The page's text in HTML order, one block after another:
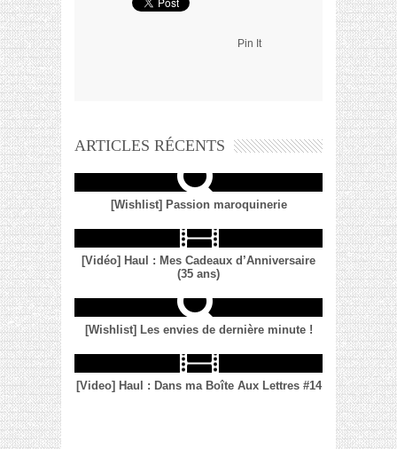
Pin It
ARTICLES RÉCENTS
[Wishlist] Passion maroquinerie
[Vidéo] Haul : Mes Cadeaux d’Anniversaire
(35 ans)
[Wishlist] Les envies de dernière minute !
[Video] Haul : Dans ma Boîte Aux Lettres #14